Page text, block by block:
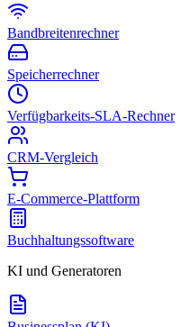
Bandbreitenrechner
Speicherrechner
Verfügbarkeits-SLA-Rechner
CRM-Vergleich
E-Commerce-Plattform
Buchhaltungssoftware
KI und Generatoren